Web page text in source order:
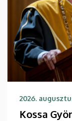
2026.
Kossa